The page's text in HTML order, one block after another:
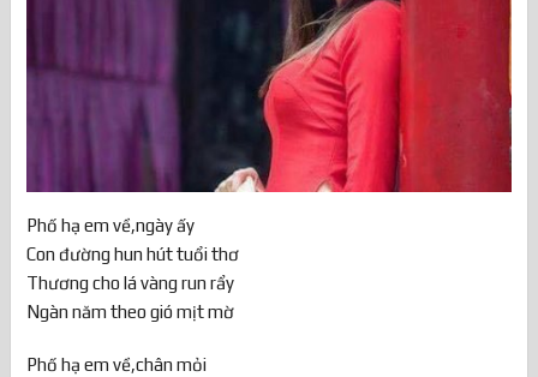
Phố hạ em về,ngày ấy
Con đường hun hút tuổi thơ
Thương cho lá vàng run rẩy
Ngàn năm theo gió mịt mờ
Phố hạ em về,chân mỏi